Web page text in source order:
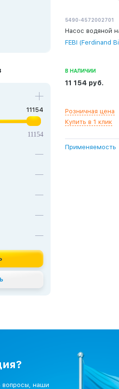
11154
5490-4572002701
Насос водяной
FEBI (Ferdinand
В НАЛИЧИИ
11 154 руб.
Розничная цена
Купить в 1 клик
Применяемость
вопросы, наши